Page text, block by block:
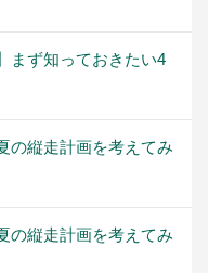
まず知っておきたい4
の縦走計画を考えてみ
の縦走計画を考えてみ